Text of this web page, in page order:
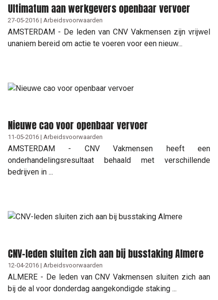
Ultimatum aan werkgevers openbaar vervoer
27-05-2016 | Arbeidsvoorwaarden
AMSTERDAM - De leden van CNV Vakmensen zijn vrijwel
unaniem bereid om actie te voeren voor een nieuw...
Nieuwe cao voor openbaar vervoer
11-05-2016 | Arbeidsvoorwaarden
AMSTERDAM - CNV Vakmensen heeft een
onderhandelingsresultaat behaald met verschillende
bedrijven in ...
CNV-leden sluiten zich aan bij busstaking Almere
12-04-2016 | Arbeidsvoorwaarden
ALMERE - De leden van CNV Vakmensen sluiten zich aan
bij de al voor donderdag aangekondigde staking ...